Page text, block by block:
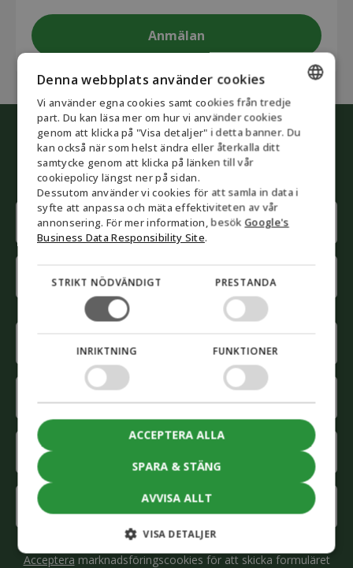
Påbörja den gröna omvandlingen
Låt våra rådgivare hjälpa dig
Name
(Obligatoriskt)
First
name
(Obligatoriskt)
mail
(Obligatoriskt)
Company
(Obligatoriskt)
Interested
CAPTCHA
Acceptera marknadsföringscookies för att skicka formuläret
ENGLISH
DANISH
NORWEGIAN
SWEDISH
Denna webbplats använder cookies
Vi använder egna cookies samt cookies från tredje
part. Du kan läsa mer om hur vi använder cookies
genom att klicka på "Visa detaljer" i detta banner. Du
kan också när som helst ändra eller återkalla ditt
samtycke genom att klicka på länken till vår
cookiepolicy längst ner på sidan.
Dessutom använder vi cookies för att samla in data i
syfte att anpassa och mäta effektiviteten av vår
annonsering. För mer information, besökGoogle's
Business Data Responsibility Site.
STRIKT NÖDVÄNDIGT PRESTANDA
INRIKTNING FUNKTIONER
SPARA & STÄNG
ACCEPTERA ALLA
AVVISA ALLT
VISA DETALJER